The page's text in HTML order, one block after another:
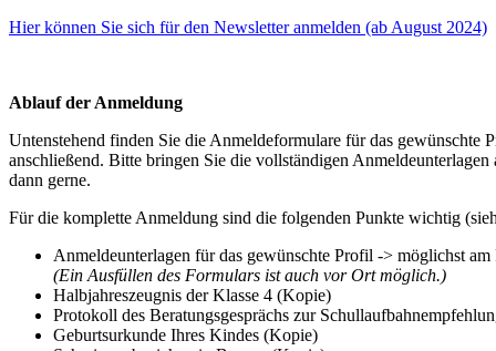
Hier können Sie sich für den Newsletter anmelden (ab August 2024)
Ablauf der Anmeldung
Untenstehend finden Sie die Anmeldeformulare für das
anschließend. Bitte bringen Sie die vollständigen
dann gerne.
Für die komplette Anmeldung sind die folgenden Punkte wichtig
Anmeldeunterlagen für das gewünschte Profil -> möglichst
(Ein Ausfüllen des Formulars ist auch vor Ort möglich.)
Halbjahreszeugnis der Klasse 4 (Kopie)
Protokoll des Beratungsgesprächs zur
Geburtsurkunde Ihres Kindes (Kopie)